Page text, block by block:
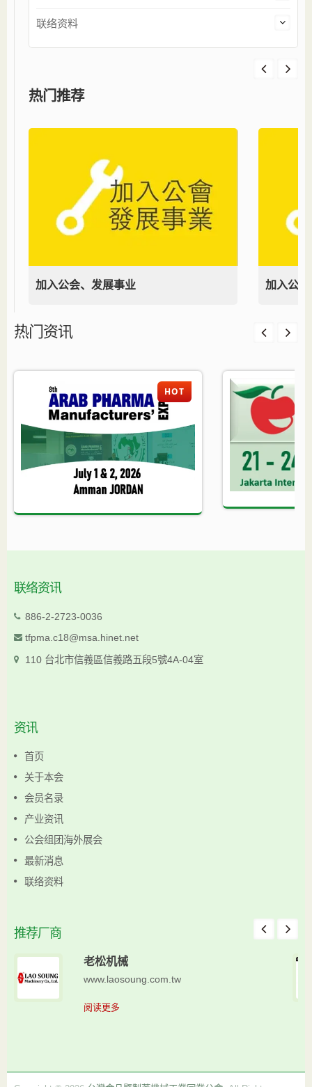
联络资料
热门推荐
加入公会、发展事业 加入公
热门资讯
HOT
联络资讯
886-2-2723-0036
tfpma.c18@msa.hinet.net
110 台北市信義區信義路五段5號4A-04室
资讯
首页
关于本会
会员名录
产业资讯
公会组团海外展会
最新消息
联络资料
推荐厂商
老松机械
www.laosoung.com.tw
阅读更多